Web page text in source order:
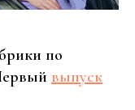
по
выпуск